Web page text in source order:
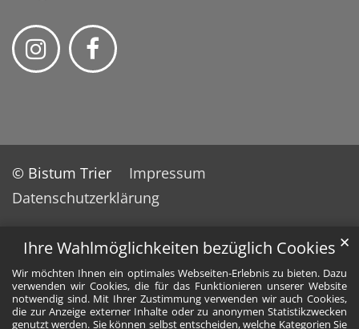
Ihre Wahlmöglichkeiten bezüglich Cookies
Wir möchten Ihnen ein optimales Webseiten-Erlebnis zu bieten. Dazu
verwenden wir Cookies, die für das Funktionieren unserer Website
notwendig sind. Mit Ihrer Zustimmung verwenden wir auch Cookies,
die zur Anzeige externer Inhalte oder zu anonymen Statistikzwecken
genutzt werden. Sie können selbst entscheiden, welche Kategorien Sie
✕
© Bistum Trier
Impressum
Datenschutzerklärung